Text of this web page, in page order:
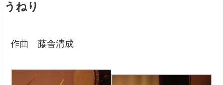
うねり
作曲 藤舎清成